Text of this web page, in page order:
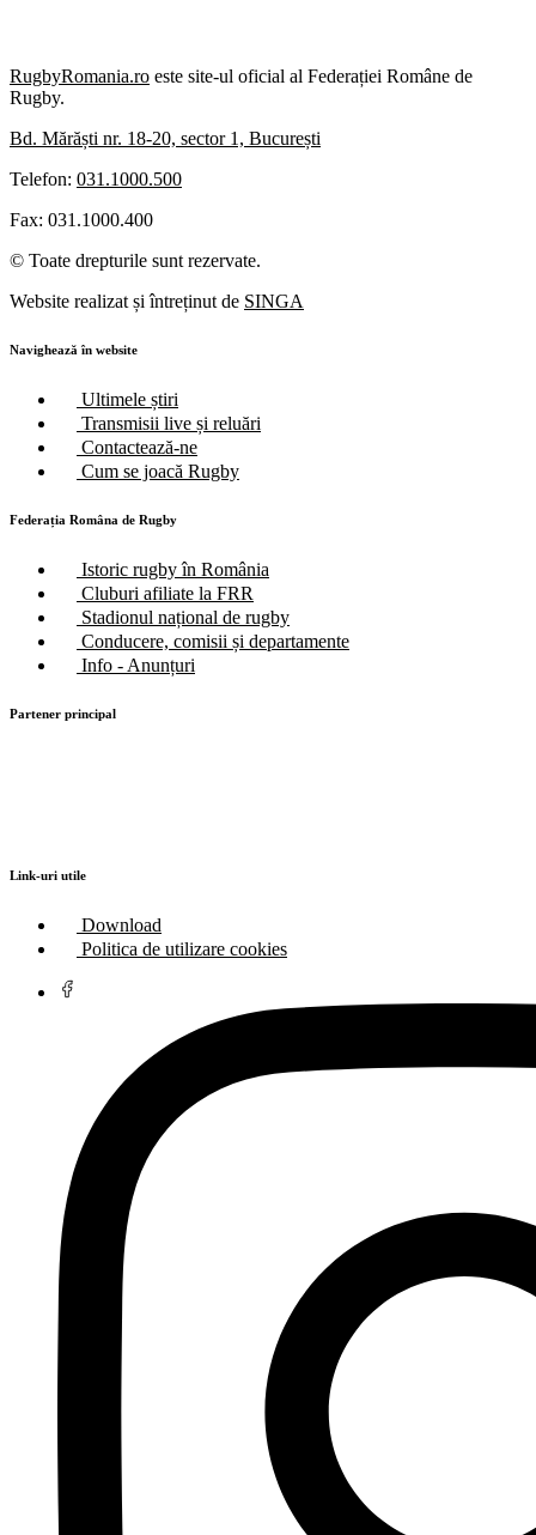
RugbyRomania.ro este site-ul oficial al Federației Române de
Rugby.
Bd. Mărăști nr. 18-20, sector 1, București
Telefon: 031.1000.500
Fax: 031.1000.400
© Toate drepturile sunt rezervate.
Website realizat și întreținut de SINGA
Navighează în website
Ultimele știri
Transmisii live și reluări
Contactează-ne
Cum se joacă Rugby
Federația Româna de Rugby
Istoric rugby în România
Cluburi afiliate la FRR
Stadionul național de rugby
Conducere, comisii și departamente
Info - Anunțuri
Partener principal
Link-uri utile
Download
Politica de utilizare cookies